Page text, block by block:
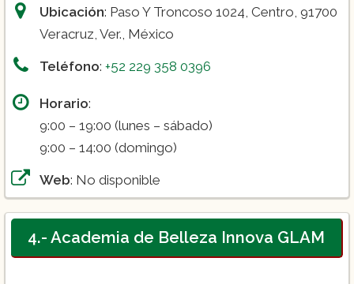
Ubicación: Paso Y Troncoso 1024, Centro, 91700
Veracruz, Ver., México
Teléfono: +52 229 358 0396
Horario:
9:00 – 19:00 (lunes – sábado)
9:00 – 14:00 (domingo)
Web: No disponible
4.- Academia de Belleza Innova GLAM